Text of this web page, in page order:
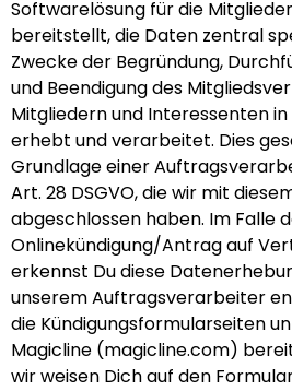
Softwarelösung für die
bereitstellt, die Daten zentral
Zwecke der Begründung,
und Beendigung des
Mitgliedern und Interessenten
erhebt und verarbeitet. Dies
Grundlage einer
Art. 28 DSGVO, die wir mit
abgeschlossen haben. Im Falle
Onlinekündigung/Antrag auf
erkennst Du diese
unserem Auftragsverarbeiter
die Kündigungsformularseiten
Magicline (magicline.com)
wir weisen Dich auf den